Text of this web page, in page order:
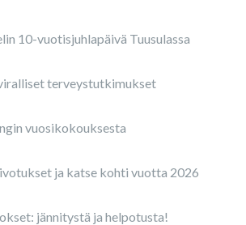
10-vuotisjuhlapäivä Tuusulassa
terveystutkimukset
vuosikokouksesta
ja katse kohti vuotta 2026
jännitystä ja helpotusta!